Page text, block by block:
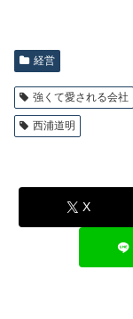
経営
強くて愛される会社
西浦道明
X